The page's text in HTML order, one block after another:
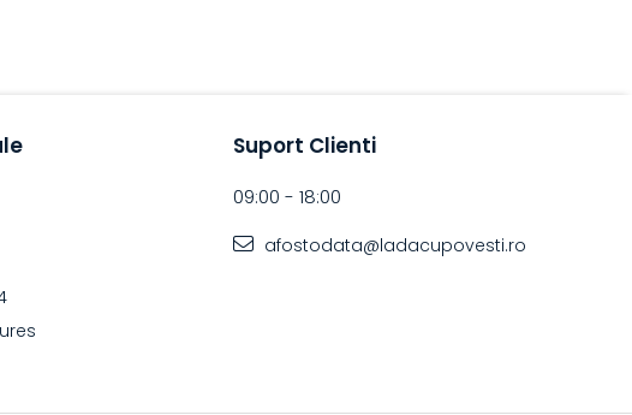
Suport Clienti
09:00 - 18:00
afostodata@ladacupovesti.ro